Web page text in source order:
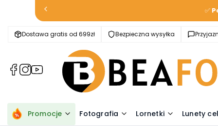
✅
Dostawa gratis od 699zł Bezpieczna wysyłka
(Otwiera
karcie)
(Otwiera
karcie)
(Otwiera
karcie)
Promocje Fotografia Lornetki Lunety